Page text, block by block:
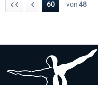
Airbus A320/A321
60 von 48